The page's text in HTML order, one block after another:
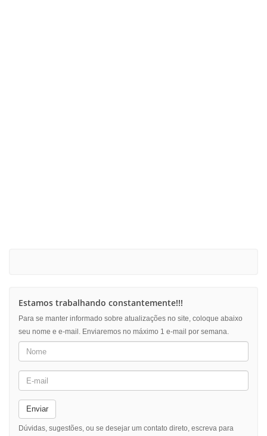
Estamos trabalhando constantemente!!!
Para se manter informado sobre atualizações no site, coloque abaixo
seu nome e e-mail. Enviaremos no máximo 1 e-mail por semana.
Enviar
Dúvidas, sugestões, ou se desejar um contato direto, escreva para